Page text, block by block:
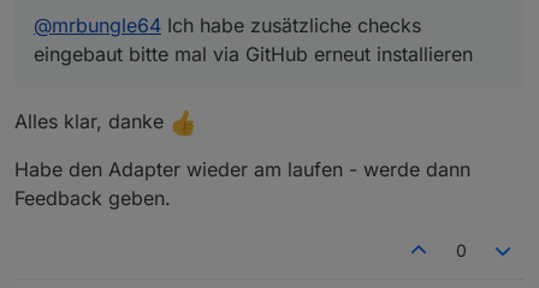
2022-09-01 16:58:24.339  - warn: tapo.0
2022-09-01 13:33:46.916  - warn:
Die id dieser Datenpunkte wird also (scheinbar)
immer länger.
@mrbungle64 Ich habe zusätzliche checks
eingebaut bitte mal via GitHub erneut installieren
Alles klar, danke
Habe den Adapter wieder am laufen - werde dann
Feedback geben.
0